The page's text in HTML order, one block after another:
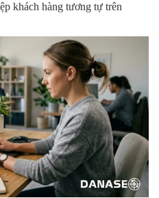
khách hàng tương tự trên